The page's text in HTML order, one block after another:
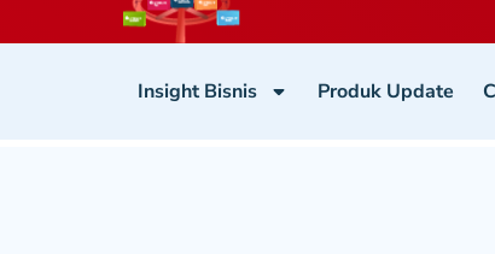
Insight Bisnis Produk Update